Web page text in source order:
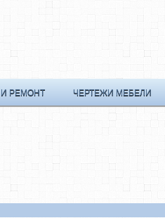
РЕМОНТ ЧЕРТЕЖИ МЕБЕЛИ